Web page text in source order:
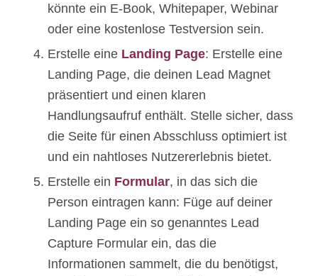
könnte ein E-Book, Whitepaper, Webinar
oder eine kostenlose Testversion sein.
Erstelle eine Landing Page: Erstelle eine
Landing Page, die deinen Lead Magnet
präsentiert und einen klaren
Handlungsaufruf enthält. Stelle sicher, dass
die Seite für einen Absschluss optimiert ist
und ein nahtloses Nutzererlebnis bietet.
Erstelle ein Formular, in das sich die
Person eintragen kann: Füge auf deiner
Landing Page ein so genanntes Lead
Capture Formular ein, das die
Informationen sammelt, die du benötigst,